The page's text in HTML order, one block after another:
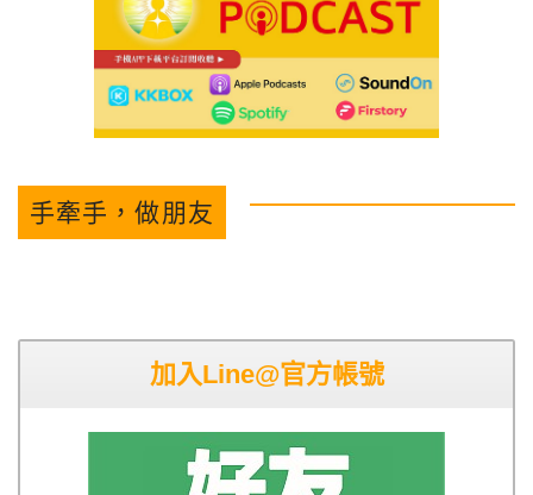
手牽手，做朋友
加入Line@官方帳號